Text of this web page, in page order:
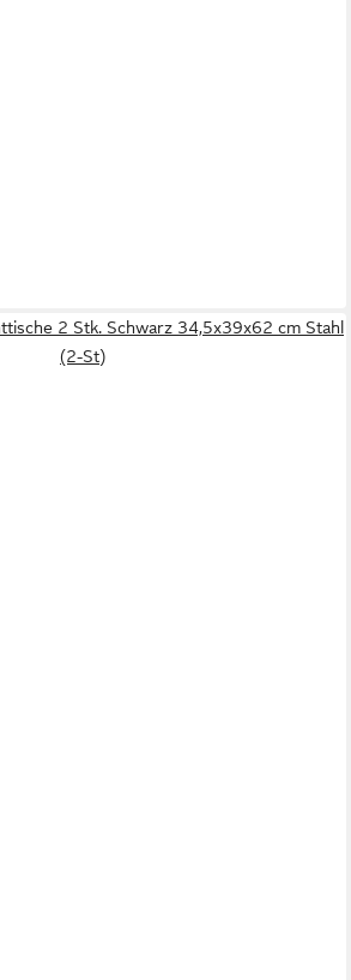
2 Stk. Schwarz 34,5x39x62 cm Stahl
(2-St)